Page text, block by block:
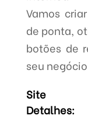
Vamos
de ponta,
botões de
seu
Site
Detalhes: